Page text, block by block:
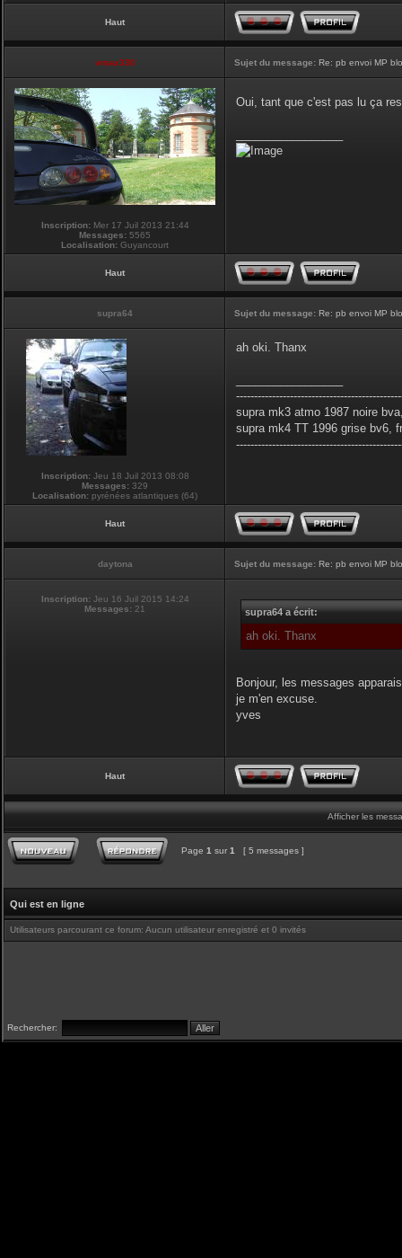
Haut
vmax330 Sujet du message: Re: pb envoi MP
Inscription:Mer 17 Juil 2013 21:44
Messages: 5565
Localisation: Guyancourt
Oui, tant que c'est pas lu ça
Haut
supra64 Sujet du message: Re: pb envoi MP
Inscription:Jeu 18 Juil 2013 08:08
Messages: 329
Localisation: pyrénées atlantiques (64)
ah oki. Thanx
supra mk3 atmo 1987 noire
supra mk4 TT 1996 grise bv6,
Haut
daytona Sujet du message: Re: pb envoi MP
Inscription: Jeu 16 Juil 2015 14:24
Messages: 21 supra64 a écrit:
ah oki. Thanx
Bonjour, les messages
je m'en excuse.
yves
Haut
Afficher les
Page 1 sur 1 [ 5 messages ]
Qui est en ligne
Utilisateurs parcourant ce forum: Aucun utilisateur enregistré et 0 invités
Rechercher: